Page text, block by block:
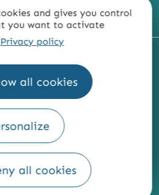
and gives you control
you want to activate
Privacy policy
all cookies
all cookies
PRESSE
NOUS ?